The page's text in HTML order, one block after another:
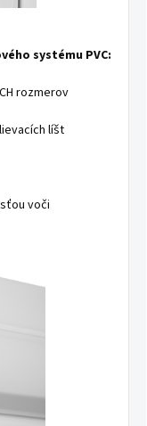
systému PVC:
rozmerov
líšt
voči